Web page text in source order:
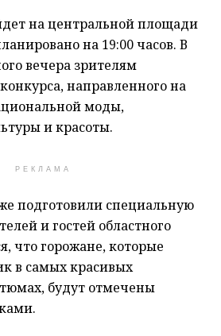
на центральной площади
на 19:00 часов. В
вечера зрителям
направленного на
моды,
и красоты.
РЕКЛАМА
подготовили специальную
и гостей областного
что горожане, которые
в самых красивых
будут отмечены